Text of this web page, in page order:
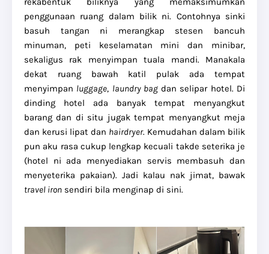
penggunaan ruang dalam bilik ni. Contohnya sinki
basuh tangan ni merangkap stesen bancuh
minuman, peti keselamatan mini dan minibar,
sekaligus rak menyimpan tuala mandi. Manakala
dekat ruang bawah katil pulak ada tempat
menyimpan luggage, laundry bagdan selipar hotel. Di
dinding hotel ada banyak tempat menyangkut
barang dan di situ jugak tempat menyangkut meja
dan kerusi lipat dan hairdryer. Kemudahan dalam bilik
pun aku rasa cukup lengkap kecuali takde seterika je
(hotel ni ada menyediakan servis membasuh dan
menyeterika pakaian). Jadi kalau nak jimat, bawak
travel iron sendiri bila menginap di sini.